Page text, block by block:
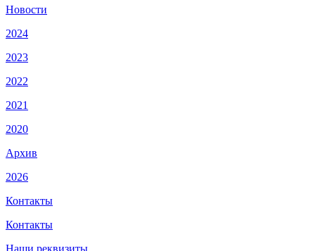
Новости
2024
2023
2022
2021
2020
Архив
2026
Контакты
Контакты